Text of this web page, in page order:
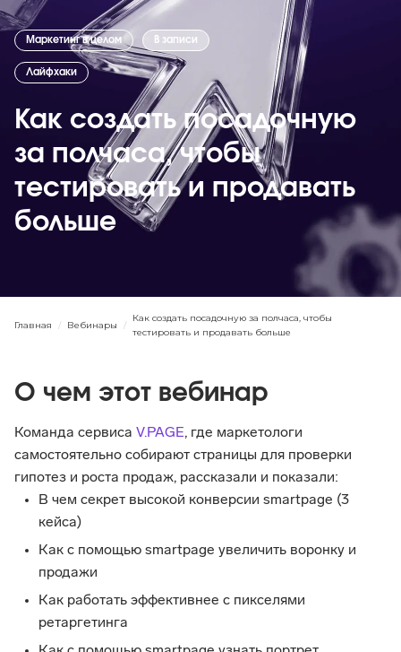
Маркетинг в целом В записи
Лайфхаки
Как создать посадочную
за полчаса, чтобы
тестировать и продавать
больше
Главная / Вебинары /
Как создать посадочную за полчаса, чтобы
тестировать и продавать больше
О чем этот вебинар
Команда сервиса V.PAGE, где маркетологи
самостоятельно собирают страницы для проверки
гипотез и роста продаж, рассказали и показали:
В чем секрет высокой конверсии smartpage (3
кейса)
Как с помощью smartpage увеличить воронку и
продажи
Как работать эффективнее с пикселями
ретаргетинга